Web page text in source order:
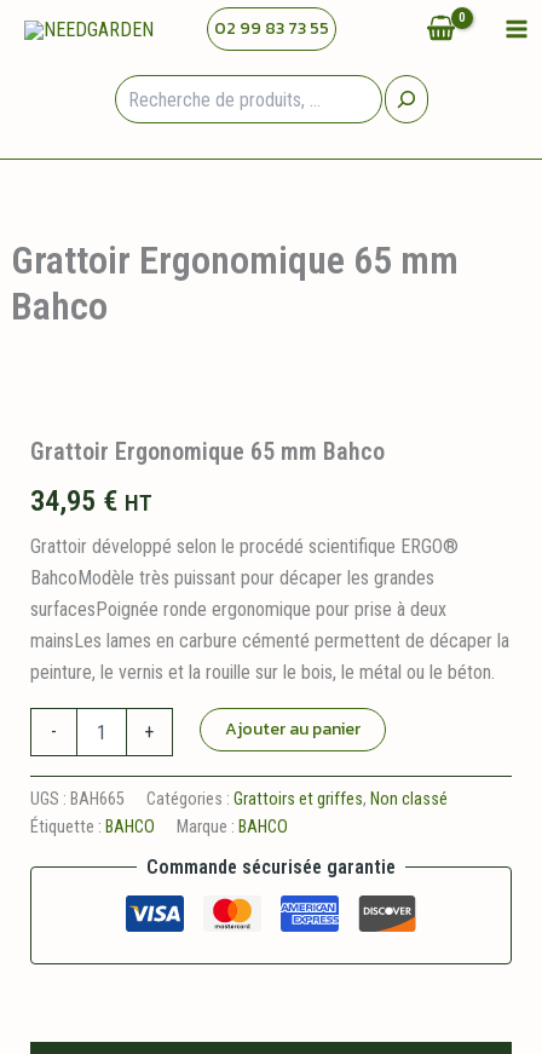
02 99 83 73 55
Grattoir Ergonomique 65 mm
Bahco
Grattoir Ergonomique 65 mm Bahco
34,95 € HT
Grattoir développé selon le procédé scientifique ERGO®
BahcoModèle très puissant pour décaper les grandes
surfacesPoignée ronde ergonomique pour prise à deux
mainsLes lames en carbure cémenté permettent de décaper la
peinture, le vernis et la rouille sur le bois, le métal ou le béton.
-
Ergonomique
65
mm
Bahco
+ Ajouter au panier
UGS : BAH665 Catégories : Grattoirs et griffes, Non classé
Étiquette : BAHCO Marque : BAHCO
Commande sécurisée garantie